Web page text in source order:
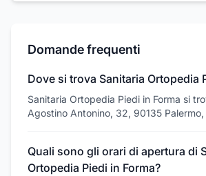
Domande frequenti
Dove si trova Sanitaria Ortopedia
Sanitaria Ortopedia Piedi in Forma si
Agostino Antonino, 32, 90135 Palermo,
Quali sono gli orari di apertura di
Ortopedia Piedi in Forma?